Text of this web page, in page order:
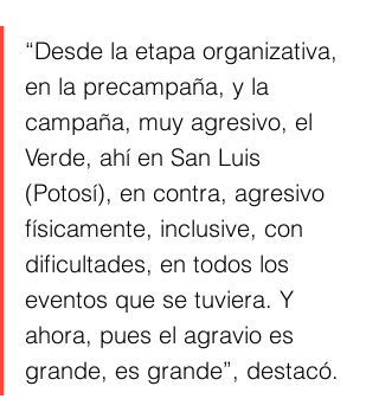
“Desde la etapa organizativa,
en la precampaña, y la
campaña, muy agresivo, el
Verde, ahí en San Luis
(Potosí), en contra, agresivo
físicamente, inclusive, con
dificultades, en todos los
eventos que se tuviera. Y
ahora, pues el agravio es
grande, es grande”, destacó.